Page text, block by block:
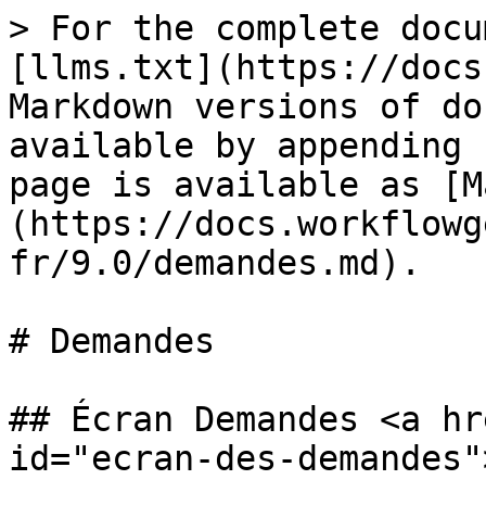
> For the complete
[llms.txt](https://
Markdown versions of
available by
page is available as
(https://
fr/9.0/demandes.md).
# Demandes
## Écran Demandes <a
id="ecran-des-